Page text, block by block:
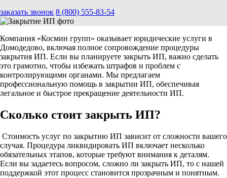
заказать звонок 8 (800) 555-83-54
Компания «Космин групп» оказывает юридические услуги в
Домодедово, включая полное сопровождение процедуры
закрытия ИП. Если вы планируете закрыть ИП, важно сделать
это грамотно, чтобы избежать штрафов и проблем с
контролирующими органами. Мы предлагаем
профессиональную помощь в закрытии ИП, обеспечивая
легальное и быстрое прекращение деятельности ИП.
Сколько стоит закрыть ИП?
Стоимость услуг по закрытию ИП зависит от сложности вашего
случая. Процедура ликвидировать ИП включает несколько
обязательных этапов, которые требуют внимания к деталям.
Если вы задаетесь вопросом, сложно ли закрыть ИП, то с нашей
поддержкой этот процесс становится прозрачным и понятным.